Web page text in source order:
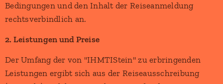
Bedingungen und den Inhalt der Reiseanmeldung
rechtsverbindlich an.
2. Leistungen und Preise
Der Umfang der von "IHMTIStein" zu erbringenden
Leistungen ergibt sich aus der Reiseausschreibung